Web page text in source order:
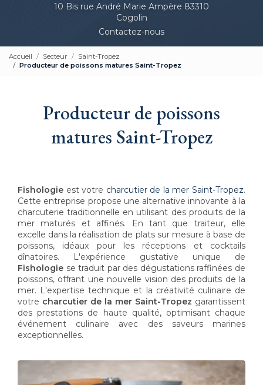
10 Bis rue André Marie Ampère 83310
Cogolin
Contactez-nous
Accueil Secteur
Saint-Tropez
Producteur de poissons matures Saint-Tropez
Producteur de poissons
matures Saint-Tropez
Fishologie est votre charcutier de la mer Saint-Tropez.
Cette entreprise propose une alternative innovante à la
charcuterie traditionnelle en utilisant des produits de la
mer maturés et affinés. En tant que traiteur, elle
excelle dans la réalisation de plats sur mesure à base de
poissons, idéaux pour les réceptions et cocktails
dînatoires. L'expérience gustative unique de
Fishologie se traduit par des dégustations raffinées de
poissons, offrant une nouvelle vision des produits de la
mer. L'expertise technique et la créativité culinaire de
votre charcutier de la mer Saint-Tropez garantissent
des prestations de haute qualité, optimisant chaque
événement culinaire avec des saveurs marines
exceptionnelles.